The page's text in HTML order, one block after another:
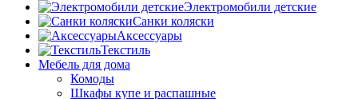
Электромобили детские
Санки коляски
Аксессуары
Текстиль
Мебель для дома
Комоды
Шкафы купе и распашные